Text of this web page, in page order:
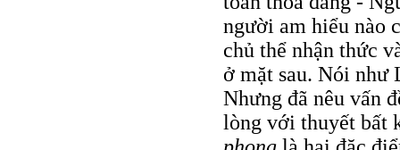
người am hiểu nào
chủ thể nhận thức
ở mặt sau. Nói như
Nhưng đã nêu vấn
lòng với thuyết bất